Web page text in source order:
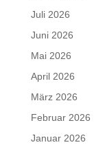
Juli 2026
Juni 2026
Mai 2026
April 2026
März 2026
Februar 2026
Januar 2026